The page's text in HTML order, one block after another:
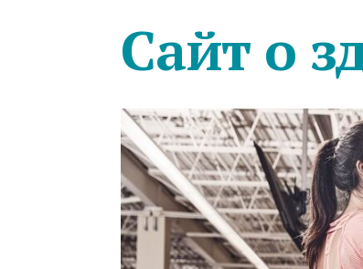
Сайт о